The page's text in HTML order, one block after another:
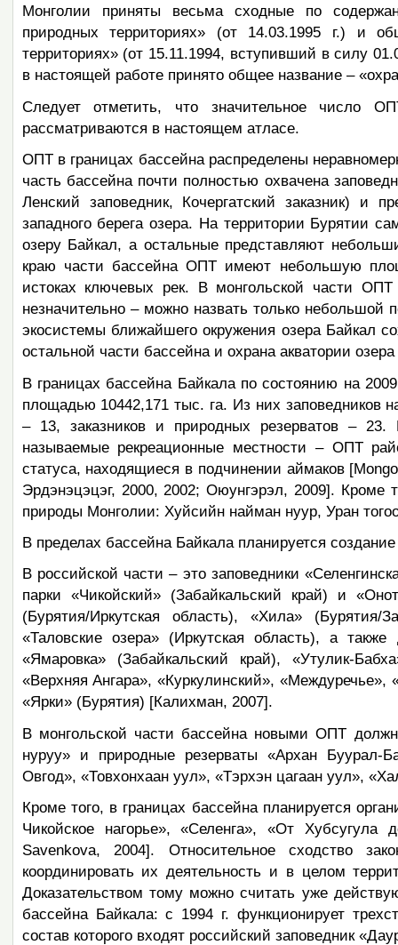
Монголии приняты весьма сходные по
природных территориях» (от 14.03.1995 г.) и
территориях» (от 15.11.1994, вступивший в силу
в настоящей работе принято общее название –
Следует отметить, что значительное число
рассматриваются в настоящем атласе.
ОПТ в границах бассейна распределены
часть бассейна почти полностью охвачена
Ленский заповедник, Кочергатский заказник) и
западного берега озера. На территории Бурятии
озеру Байкал, а остальные представляют
краю части бассейна ОПТ имеют небольшую
истоках ключевых рек. В монгольской части
незначительно – можно назвать только
экосистемы ближайшего окружения озера Байкал
остальной части бассейна и охрана акватории
В границах бассейна Байкала по состоянию на
площадью 10442,171 тыс. га. Из них заповедников
– 13, заказников и природных резерватов –
называемые рекреационные местности – ОПТ
статуса, находящиеся в подчинении аймаков
Эрдэнэцэцэг, 2000, 2002; Оюунгэрэл, 2009]. Кроме
природы Монголии: Хуйсийн найман нуур, Уран
В пределах бассейна Байкала планируется
В российской части – это заповедники
парки «Чикойский» (Забайкальский край) и
(Бурятия/Иркутская область), «Хила» (Бурятия/
«Таловские озера» (Иркутская область), а
«Ямаровка» (Забайкальский край), «Утулик-
«Верхняя Ангара», «Куркулинский»,
«Ярки» (Бурятия) [Калихман, 2007].
В монгольской части бассейна новыми ОПТ
нуруу» и природные резерваты «Архан Буурал-
Овгод», «Товхонхаан уул», «Тэрхэн цагаан уул»,
Кроме того, в границах бассейна планируется
Чикойское нагорье», «Селенга», «От Хубсугула
Savenkova, 2004]. Относительное сходство
координировать их деятельность и в целом
Доказательством тому можно считать уже
бассейна Байкала: с 1994 г. функционирует
состав которого входят российский заповедник